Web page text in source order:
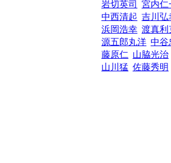
岩切英司 宮内仁
中西清起 吉川弘
浜岡浩幸 渡真利
源五郎丸洋 中谷
藤原仁 山脇光治
山川猛 佐藤秀明